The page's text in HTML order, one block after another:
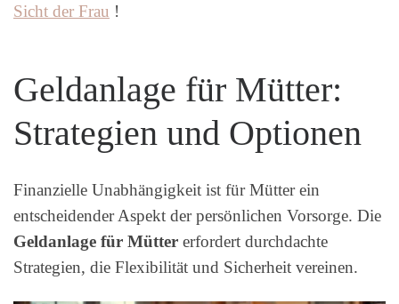
Sicht der Frau !
Geldanlage für Mütter:
Strategien und Optionen
Finanzielle Unabhängigkeit ist für Mütter ein
entscheidender Aspekt der persönlichen Vorsorge. Die
Geldanlage für Mütter erfordert durchdachte
Strategien, die Flexibilität und Sicherheit vereinen.